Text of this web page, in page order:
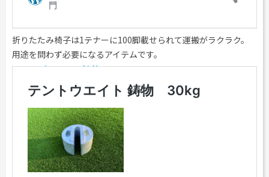
折りたたみ椅子は1テナーに100脚載せられて運搬がラクラク。
用途を問わず必要になるアイテムです。
テントウェイト 鋳物